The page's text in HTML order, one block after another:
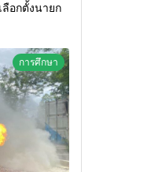
อกตั้งนายก
การศึกษา